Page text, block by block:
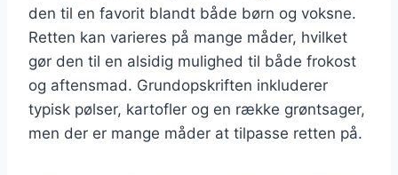
den til en favorit blandt både børn og voksne.
Retten kan varieres på mange måder, hvilket
gør den til en alsidig mulighed til både frokost
og aftensmad. Grundopskriften inkluderer
typisk pølser, kartofler og en række grøntsager,
men der er mange måder at tilpasse retten på.